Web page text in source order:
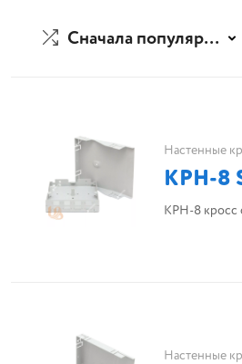
Сначала популярные
Настенные
КРН-8
КРН-8
Настенные